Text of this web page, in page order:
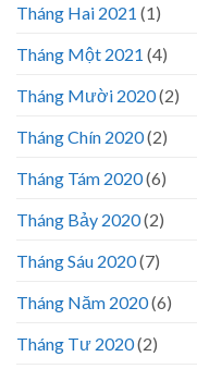
Tháng Hai 2021 (1)
Tháng Một 2021 (4)
Tháng Mười 2020(2)
Tháng Chín 2020(2)
Tháng Tám 2020(6)
Tháng Bảy 2020(2)
Tháng Sáu 2020(7)
Tháng Năm 2020(6)
Tháng Tư 2020(2)